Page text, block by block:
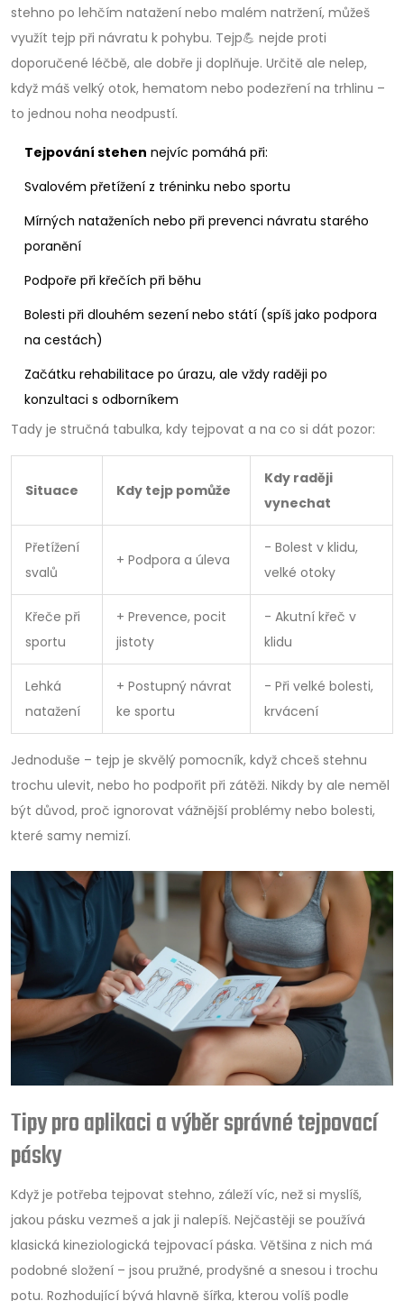
stehno po lehčím natažení nebo malém natržení, můžeš
využít tejp při návratu k pohybu. Tejp💪 nejde proti
doporučené léčbě, ale dobře ji doplňuje. Určitě ale nelep,
když máš velký otok, hematom nebo podezření na trhlinu –
to jednou noha neodpustí.
Tejpování stehen nejvíc pomáhá při:
Svalovém přetížení z tréninku nebo sportu
Mírných nataženích nebo při prevenci návratu starého
poranění
Podpoře při křečích při běhu
Bolesti při dlouhém sezení nebo státí (spíš jako podpora
na cestách)
Začátku rehabilitace po úrazu, ale vždy raději po
konzultaci s odborníkem
Tady je stručná tabulka, kdy tejpovat a na co si dát pozor:
Situace Kdy tejp pomůže
Kdy raději
vynechat
Přetížení
svalů
+ Podpora a úleva
- Bolest v klidu,
velké otoky
Křeče při
sportu
+ Prevence, pocit
jistoty
- Akutní křeč v
klidu
Lehká
natažení
+ Postupný návrat
ke sportu
- Při velké bolesti,
krvácení
Jednoduše – tejp je skvělý pomocník, když chceš stehnu
trochu ulevit, nebo ho podpořit při zátěži. Nikdy by ale neměl
být důvod, proč ignorovat vážnější problémy nebo bolesti,
které samy nemizí.
Tipy pro aplikaci a výběr správné tejpovací
pásky
Když je potřeba tejpovat stehno, záleží víc, než si myslíš,
jakou pásku vezmeš a jak ji nalepíš. Nejčastěji se používá
klasická kineziologická tejpovací páska. Většina z nich má
podobné složení – jsou pružné, prodyšné a snesou i trochu
potu. Rozhodující bývá hlavně šířka, kterou volíš podle